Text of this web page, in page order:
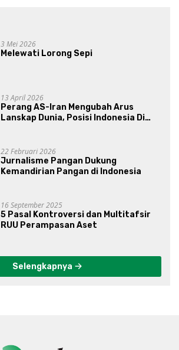
3 Mei 2026
Melewati Lorong Sepi
13 April 2026
Perang AS-Iran Mengubah Arus
Lanskap Dunia, Posisi Indonesia Di
22 Februari 2026
Jurnalisme Pangan Dukung
Kemandirian Pangan di Indonesia
16 September 2025
5 Pasal Kontroversi dan Multitafsir
RUU Perampasan Aset
Selengkapnya